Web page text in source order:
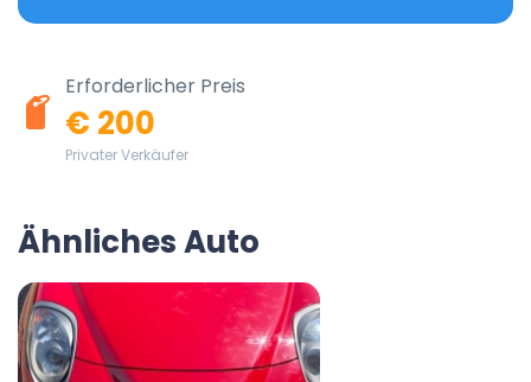
Erforderlicher Preis
€ 200
Privater Verkäufer
Ähnliches Auto